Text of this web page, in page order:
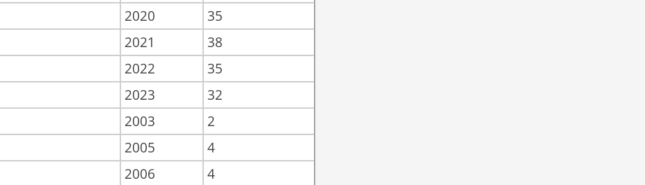
2020
35
2021
38
2022
35
2023
32
2003
2
2005
4
2006
4